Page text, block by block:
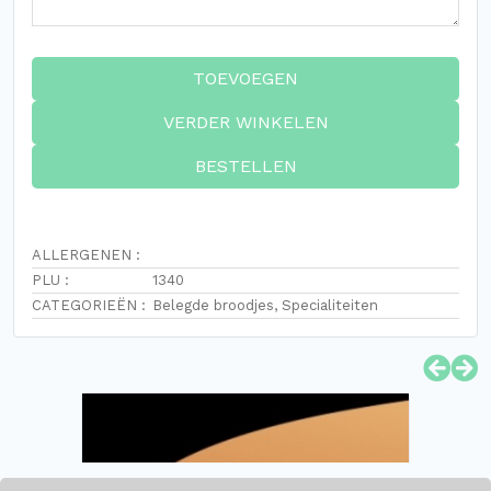
TOEVOEGEN
VERDER WINKELEN
BESTELLEN
ALLERGENEN :
PLU :
1340
CATEGORIEËN : Belegde broodjes, Specialiteiten